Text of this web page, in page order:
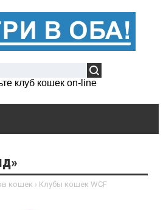
клуб кошек on-line
кошек › Клубы кошек WCF